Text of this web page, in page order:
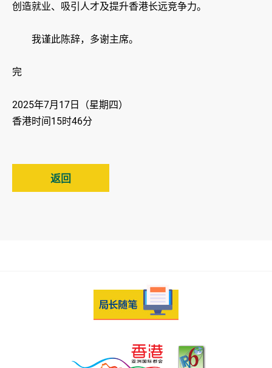
创造就业、吸引人才及提升香港长远竞争力。
我谨此陈辞，多谢主席。
完
2025年7月17日（星期四）
香港时间15时46分
返回